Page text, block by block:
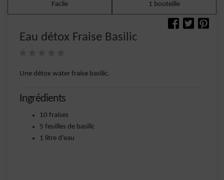
Facile
1 bouteille
Eau détox Fraise Basilic
Une détox water fraise basilic.
Ingrédients
10 fraises
5 feuilles de basilic
1 litre d'eau